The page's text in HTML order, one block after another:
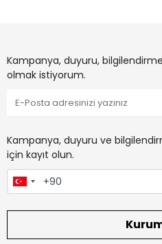
Kampanya, duyuru,
olmak istiyorum.
Kampanya, duyuru ve
için kayıt olun.